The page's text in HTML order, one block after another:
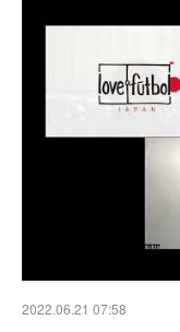
2022.06.21 07:58